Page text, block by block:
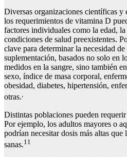
Diversas organizaciones científicas y
los requerimientos de vitamina D
factores individuales como la edad,
condiciones de salud preexistentes.
clave para determinar la necesidad
suplementación, basados no solo en
medidos en la sangre, sino también
sexo, índice de masa corporal,
obesidad, diabetes, hipertensión,
otras.,
Distintas poblaciones pueden
Por ejemplo, los adultos mayores o
podrían necesitar dosis más altas que
sanas.11